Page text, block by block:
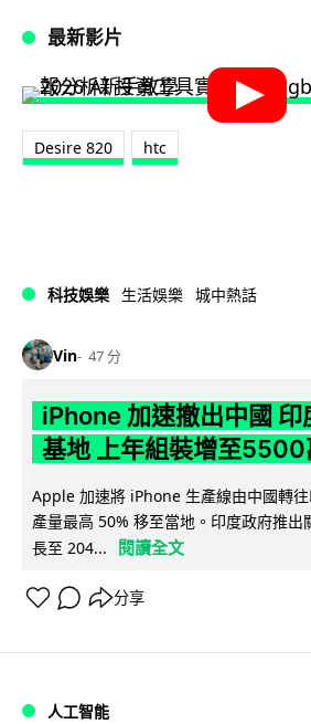
最新影片
Desire 820 htc
科技娛樂 生活娛樂 城中熱話
Vin 47 分
iPhone 加速撤出中國 印
基地 上年組裝增至5500
Apple 加速將 iPhone 生產線由中國轉
產量最高 50% 移至當地。印度政府推出
長至 204...
閱讀全文
分享
人工智能